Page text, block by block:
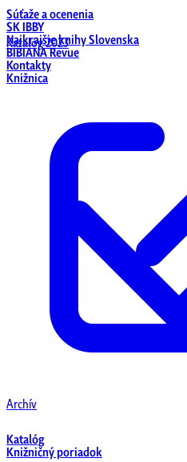
Katalóg 2023
Archív
Súťaže a ocenenia
SK IBBY
Najkrajšie knihy Slovenska
BIBIANA Revue
Kontakty
Knižnica
Katalóg
Knižničný poriadok